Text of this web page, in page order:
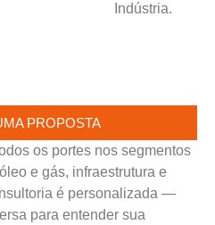
Indústria.
PROPOSTA
os portes nos segmentos
e gás, infraestrutura e
é personalizada —
para entender sua